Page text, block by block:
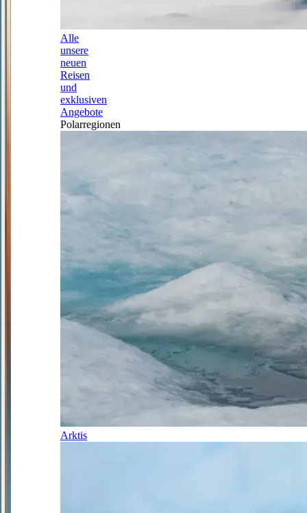
Alle
unsere
neuen
Reisen
und
exklusiven
Angebote
Polarregionen
Arktis